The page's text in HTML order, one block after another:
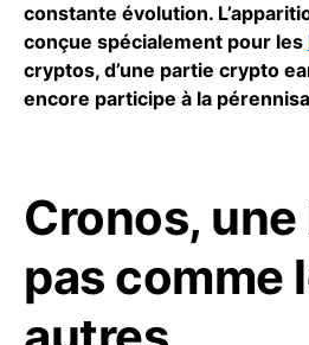
constante évolution.
conçue spécialement pour les
cryptos, d’une partie crypto
encore participe à la
Cronos,
pas comme